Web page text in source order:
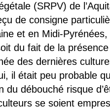
(SRPV) de
de consigne
et en Midi-
du fait de la
des dernières
il était peu probable
débouché risque
se soient